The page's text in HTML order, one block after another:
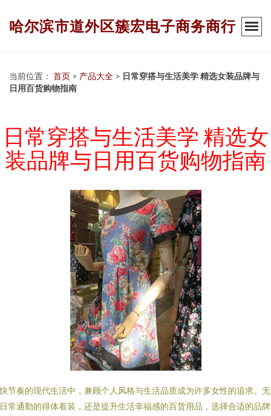
哈尔滨市道外区簇宏电子商务商行
当前位置： 首页 > 产品大全 > 日常穿搭与生活美学 精选女装品牌与
日用百货购物指南
日常穿搭与生活美学 精选女
装品牌与日用百货购物指南
节奏的现代生活中，兼顾个人风格与生活品质成为许多女性的追求。
常通勤的得体着装，还是提升生活幸福感的百货用品，选择合适的品